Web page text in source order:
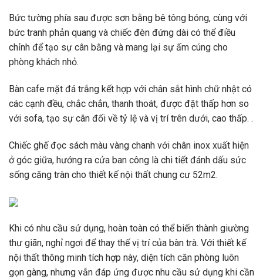
Bức tường phía sau được sơn bằng bê tông bóng, cùng với
bức tranh phản quang và chiếc đèn đứng dài có thể điều
chỉnh để tạo sự cân bằng và mang lại sự ấm cúng cho
phòng khách nhỏ.
Bàn cafe mặt đá trắng kết hợp với chân sắt hình chữ nhật có
các cạnh đều, chắc chắn, thanh thoát, được đặt thấp hơn so
với sofa, tạo sự cân đối về tỷ lệ và vị trí trên dưới, cao thấp. .
Chiếc ghế đọc sách màu vàng chanh với chân inox xuất hiện
ở góc giữa, hướng ra cửa ban công là chi tiết đánh dấu sức
sống căng tràn cho thiết kế nội thất chung cư 52m2.
Khi có nhu cầu sử dụng, hoàn toàn có thể biến thành giường
thư giãn, nghỉ ngơi để thay thế vị trí của bàn trà. Với thiết kế
nội thất thông minh tích hợp này, diện tích căn phòng luôn
gọn gàng, nhưng vẫn đáp ứng được nhu cầu sử dụng khi cần